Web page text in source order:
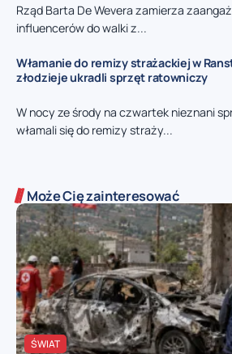
Rząd Barta De Wevera zamierza
influencerów do walki z...
Włamanie do remizy strażackiej w
złodzieje ukradli sprzęt ratowniczy
W nocy ze środy na czwartek nieznani
włamali się do remizy straży...
Może Cię zainteresować
ŚWIAT